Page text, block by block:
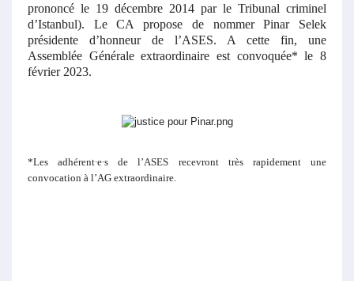
prononcé le 19 décembre 2014 par le Tribunal criminel
d’Istanbul). Le CA propose de nommer Pinar Selek
présidente d’honneur de l’ASES. A cette fin, une
Assemblée Générale extraordinaire est convoquée* le 8
février 2023.
*Les adhérent∙e∙s de l’ASES recevront très rapidement une
convocation à l’AG extraordinaire.